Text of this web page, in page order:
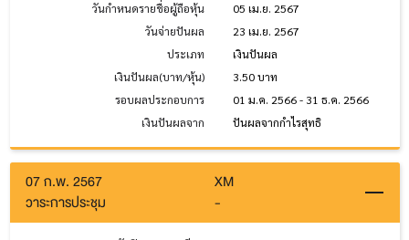
วันกำหนดรายชื่อผู้ถือหุ้น
05 เม.ย. 2567
วันจ่ายปันผล
23 เม.ย. 2567
ประเภท
เงินปันผล
เงินปันผล(บาท/หุ้น)
3.50 บาท
รอบผลประกอบการ
01 ม.ค. 2566 - 31 ธ.ค. 2566
เงินปันผลจาก
ปันผลจากกำไรสุทธิ
07 ก.พ. 2567
XM
วาระการประชุม
-